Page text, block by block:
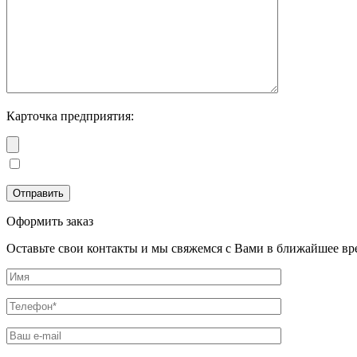
Карточка предприятия:
Оформить заказ
Оставьте свои контакты и мы свяжемся с Вами в ближайшее